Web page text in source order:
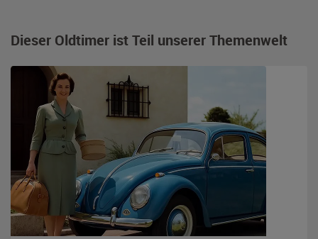
Dieser Oldtimer ist Teil unserer Themenwelt